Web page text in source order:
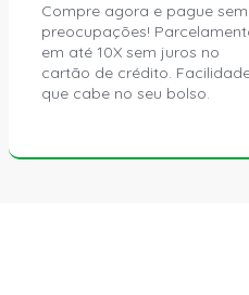
Compre agora e pague sem
preocupações!
em até 10X sem juros no
cartão de crédito.
que cabe no seu bolso.